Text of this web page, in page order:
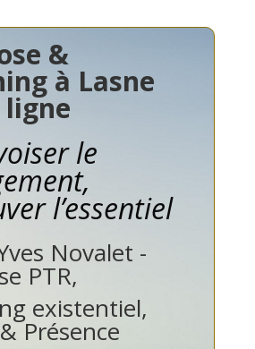
&
à Lasne
ligne
le
l’essentiel
Novalet -
PTR,
existentiel,
Présence